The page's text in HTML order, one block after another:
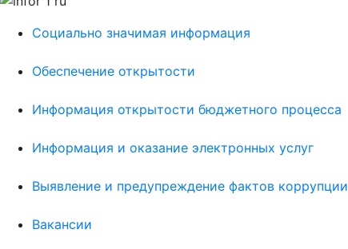
Социально значимая информация
Обеспечение открытости
Информация открытости бюджетного процесса
Информация и оказание электронных услуг
Выявление и предупреждение фактов коррупции
Вакансии